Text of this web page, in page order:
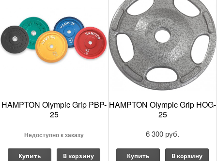
Каталог силовых тренажеров Hoist Commercial
Описание серии Commercial Freeweight Line
HAMPTON Olympic Grip PBP-
25
Недоступно к заказу
Купить В корзину
HAMPTON Olympic Grip HOG-
25
6 300 руб.
Купить В корзину